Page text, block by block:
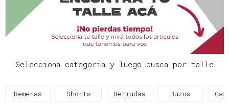
Selecciona categoria y luego busca por talle
Remeras Shorts Bermudas Buzos